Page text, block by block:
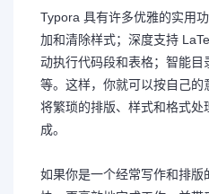
Typora 具有许多优雅的实用
加和清除样式；深度支持
动执行代码段和表格；智能
等。这样，你就可以按自己的
将繁琐的排版、样式和格式
成。
如果你是一个经常写作和排